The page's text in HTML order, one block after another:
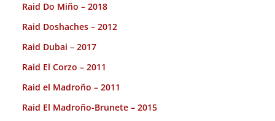
Raid Do Miño – 2018
Raid Doshaches – 2012
Raid Dubai – 2017
Raid El Corzo – 2011
Raid el Madroño – 2011
Raid El Madroño-Brunete – 2015